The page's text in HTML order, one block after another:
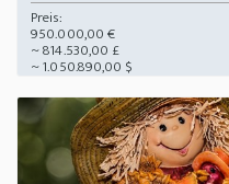
Preis:
950.000,00 €
~ 814.530,00 £
~ 1.050.890,00 $